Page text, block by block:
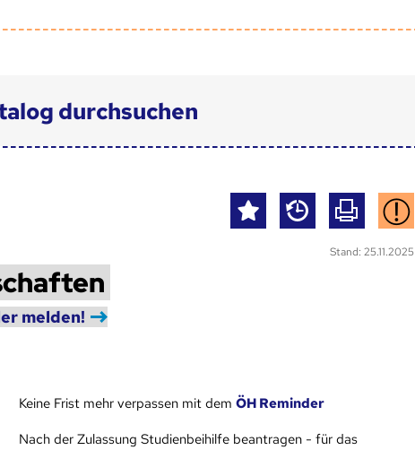
durchsuchen
Stand: 25.11.2025
melden!
Keine Frist mehr verpassen mit dem ÖH Reminder
Nach der Zulassung Studienbeihilfe beantragen - für das